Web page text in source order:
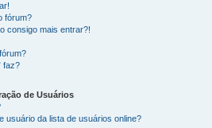
fórum?
consigo mais entrar?!
faz?
de Usuários
usuário da lista de usuários online?